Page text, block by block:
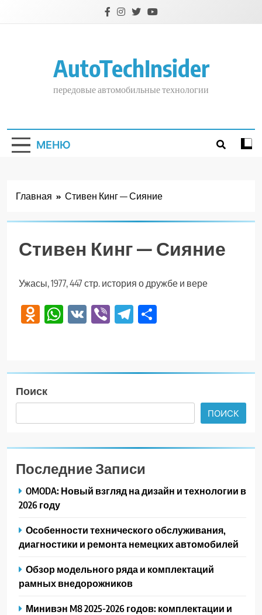
AutoTechInsider
передовые автомобильные технологии
МЕНЮ
Главная Стивен Кинг — Сияние
Стивен Кинг — Сияние
Ужасы, 1977, 447 стр. история о дружбе и вере
Odnoklassniki
WhatsApp
VK ViberTelegram
Поиск
ПОИСК
Последние Записи
OMODA: Новый взгляд на дизайн и технологии в
2026 году
Особенности технического обслуживания,
диагностики и ремонта немецких автомобилей
Обзор модельного ряда и комплектаций
рамных внедорожников
Минивэн M8 2025-2026 годов: комплектации и